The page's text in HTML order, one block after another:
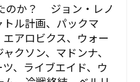
のか？ ジョン・レノ
ル計画、パックマ
アロビクス、ウォー
クソン、マドンナ、
、ライブエイド、ウ